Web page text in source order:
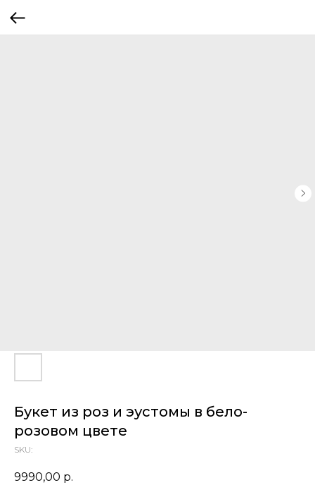
Букет из роз и эустомы в бело-
розовом цвете
SKU:
9990,00 р.